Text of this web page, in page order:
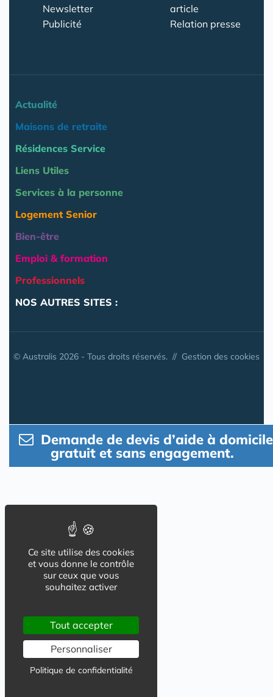
Newsletter
Publicité
article
Relation presse
Actualité
Maisons de retraite
Résidences Service
Liens Utiles
Services à la personne
Logement Senior
Bien-être
Emploi & formation
Professionnels
NOS AUTRES SITES :
© Australis 2026 - Tous droits réservés. // Gestion des cookies
Demande de devis d’aide à domicile
gratuit et sans engagement.
Ce site utilise des cookies
et vous donne le contrôle
sur ceux que vous
souhaitez activer
Tout accepter
Personnaliser
Politique de confidentialité